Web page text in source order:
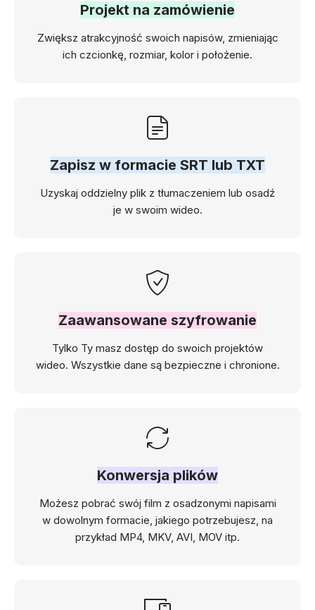
Projekt na zamówienie
Zwiększ atrakcyjność swoich napisów, zmieniając
ich czcionkę, rozmiar, kolor i położenie.
Zapisz w formacie SRT lub TXT
Uzyskaj oddzielny plik z tłumaczeniem lub osadź
je w swoim wideo.
Zaawansowane szyfrowanie
Tylko Ty masz dostęp do swoich projektów
wideo. Wszystkie dane są bezpieczne i chronione.
Konwersja plików
Możesz pobrać swój film z osadzonymi napisami
w dowolnym formacie, jakiego potrzebujesz, na
przykład MP4, MKV, AVI, MOV itp.